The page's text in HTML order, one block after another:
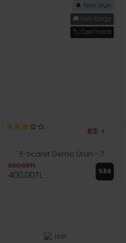
🔔 Yeni Ürün
🚚 Hızlı Kargo
🏷️ Özel Fırsat
4
E-ticaret Demo Ürün - 7
400,00TL
900,00TL
%56